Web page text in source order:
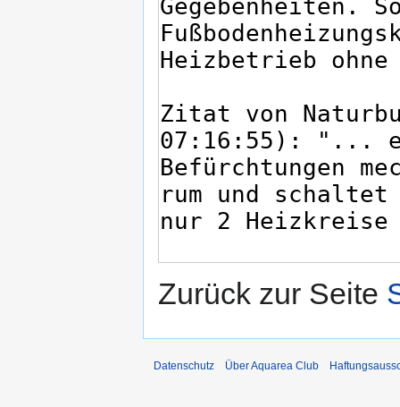
Zurück zur Seite
Datenschutz Über Aquarea Club